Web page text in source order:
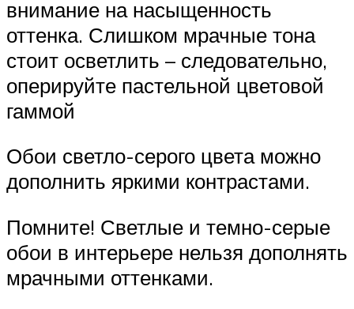
внимание на насыщенность
оттенка. Слишком мрачные тона
стоит осветлить – следовательно,
оперируйте пастельной цветовой
гаммой
Обои светло-серого цвета можно
дополнить яркими контрастами.
Помните! Светлые и темно-серые
обои в интерьере нельзя дополнять
мрачными оттенками.